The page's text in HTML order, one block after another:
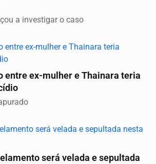
a investigar o caso
entre ex-mulher e Thainara teria
será velada e sepultada